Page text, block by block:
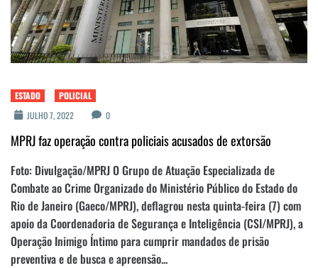
ESTADO
POLICIAL
JULHO 7, 2022
0
MPRJ faz operação contra policiais acusados de extorsão
Foto: Divulgação/MPRJ O Grupo de Atuação Especializada de
Combate ao Crime Organizado do Ministério Público do Estado do
Rio de Janeiro (Gaeco/MPRJ), deflagrou nesta quinta-feira (7) com
apoio da Coordenadoria de Segurança e Inteligência (CSI/MPRJ), a
Operação Inimigo Íntimo para cumprir mandados de prisão
preventiva e de busca e apreensão...